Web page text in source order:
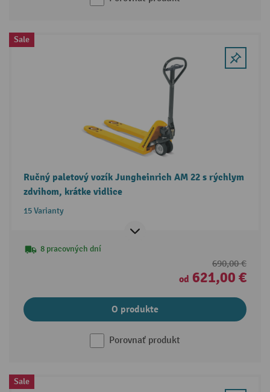
Sale
Ručný paletový vozík Jungheinrich AM 22 s rýchlym
zdvihom, krátke vidlice
15 Varianty
8 pracovných dní
690,00 €
od 621,00 €
O produkte
Porovnať produkt
Sale